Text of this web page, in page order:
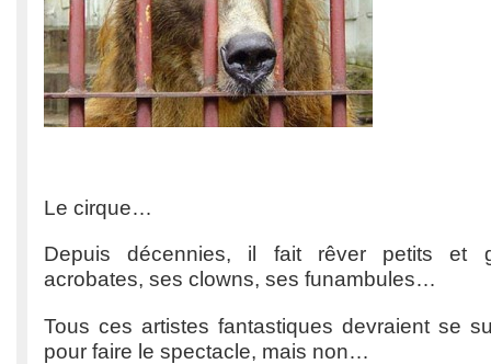
Le cirque…
Depuis décennies, il fait rêver petits et
acrobates, ses clowns, ses funambules…
Tous ces artistes fantastiques devraient se
pour faire le spectacle, mais non…